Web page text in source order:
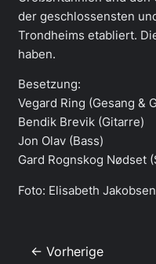
der geschlossensten
Trondheims etabliert.
haben.
Besetzung:
Vegard Ring (Gesang &
Bendik Brevik (Gitarre)
Jon Olav (Bass)
Gard Rognskog Nødset
Foto: Elisabeth Jakobsen
← Vorherige